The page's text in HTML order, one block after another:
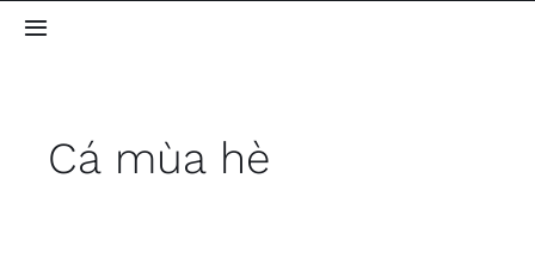
Skip
Toggle
About me
Cá mùa hè